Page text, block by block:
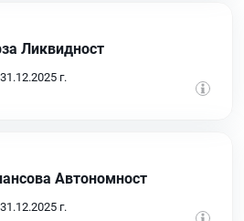
Ликвидност
г.
Автономност
г.